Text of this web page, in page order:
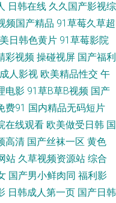
资源网址 黄污网站 欧美aa 日
人 美女午夜私人影院 日韩久久
影院 久草福利导航官网 欧美另
址 东京热床豆 红杏影视麻豆传
资源 AV在线资源站 国产精品
视黄色无码 精品粉嫩久久懂色
就去干 久久肏你 91国际视频
日韩在线 久久国产影视综
频国产精品 91草莓久草超
日韩色黄片 91草莓影院
彩视频 操碰视屏 国产福利
人影视 欧美精品性交 午
电影 91草B草B视频 国产
费91 国内精品无码短片
在线观看 欧美做受日韩 国
高清 国产丝袜一区 黄色
站 久草视频资源站 综合
国产男小鲜肉同 福利影
日韩成人第一页 国产日韩